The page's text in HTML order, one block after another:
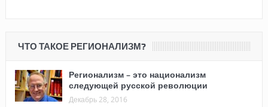
ЧТО ТАКОЕ РЕГИОНАЛИЗМ?
Регионализм – это национализм
следующей русской революции
Декабрь 28, 2016